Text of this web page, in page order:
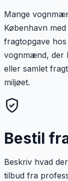
Mange
København
fragtopgave
vognmænd, der
eller samlet
miljøet.
Bestil
Beskriv hvad
tilbud fra